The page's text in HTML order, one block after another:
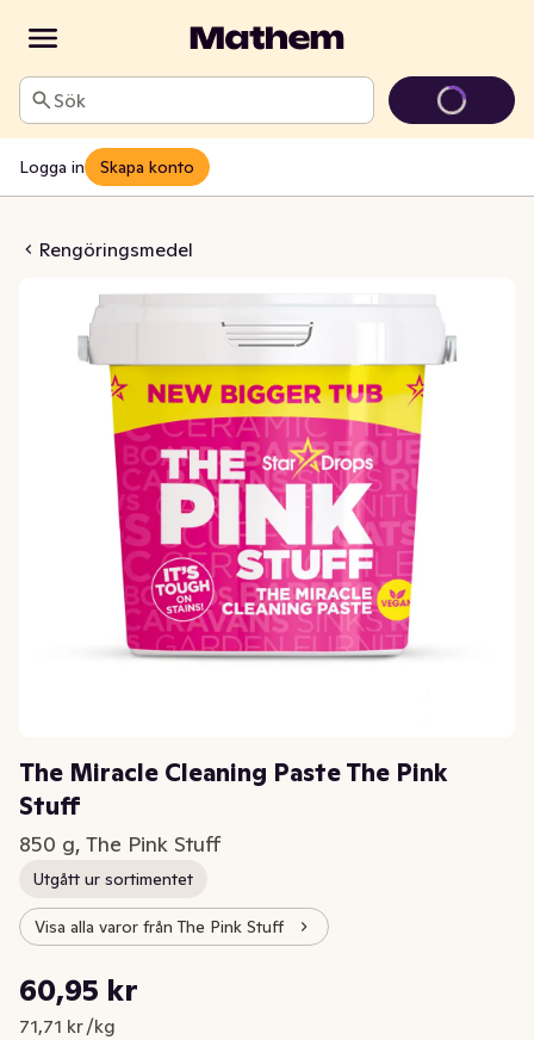
Sök
Logga in Skapa konto
Rengöringsmedel
Paste The Pink Stuff
The Miracle Cleaning Paste The Pink
Stuff
850 g, The Pink Stuff
Utgått ur sortimentet
Visa alla varor från The Pink Stuff
Nuvarande pris är: 60,95 kr
60,95 kr
71,71 kr /kg
Styckpris: 71,71 kr /kg